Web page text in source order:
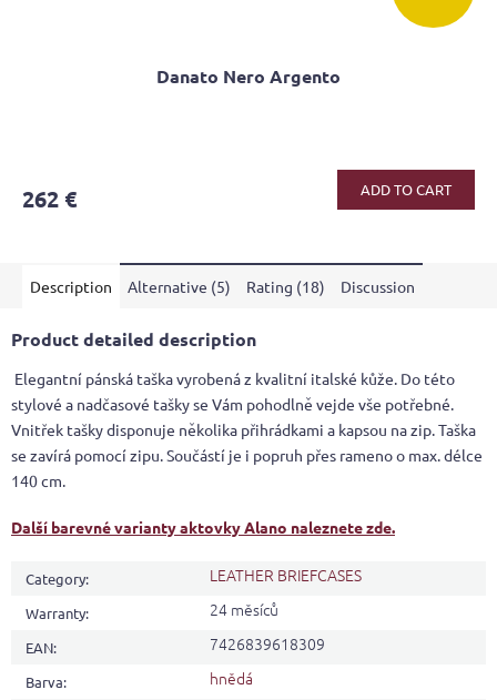
Danato Nero Argento
rating
of
stars.
262 € ADD TO CART
Description Alternative (5) Rating (18) Discussion
Product detailed description
Elegantní pánská taška vyrobená z kvalitní italské kůže. Do této
stylové a nadčasové tašky se Vám pohodlně vejde vše potřebné.
Vnitřek tašky disponuje několika přihrádkami a kapsou na zip. Taška
se zavírá pomocí zipu. Součástí je i popruh přes rameno o max. délce
140 cm.
Další barevné varianty aktovky Alano naleznete zde.
Category: LEATHER BRIEFCASES
Warranty: 24 měsíců
EAN: 7426839618309
Barva: hnědá